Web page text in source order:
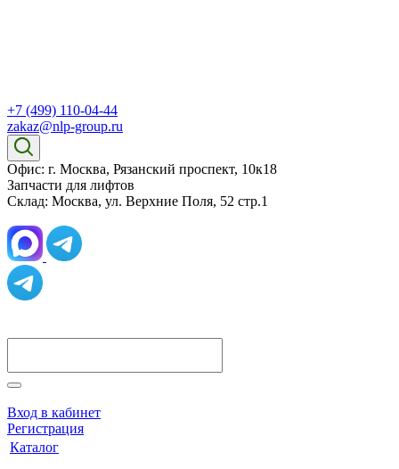
+7 (499) 110-04-44
zakaz@nlp-group.ru
Офис: г. Москва, Рязанский проспект, 10к18
Запчасти для лифтов
Склад: Москва, ул. Верхние Поля, 52 стр.1
Вход в кабинет
Регистрация
Каталог